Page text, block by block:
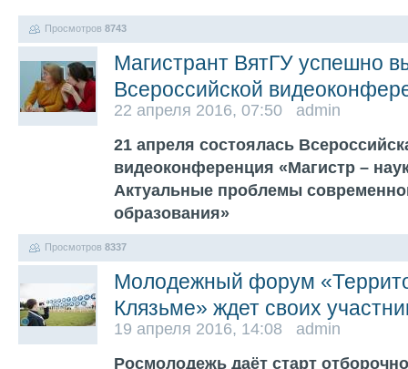
Просмотров 8743
Магистрант ВятГУ успешно
Всероссийской
22 апреля 2016, 07:50 admin
21 апреля состоялась
видеоконференция «Магистр –
Актуальные проблемы
образования»
Просмотров 8337
Молодежный форум
Клязьме» ждет своих
19 апреля 2016, 14:08 admin
Росмолодежь даёт старт